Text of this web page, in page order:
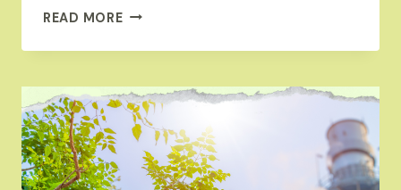
READ MOREA
A
SESSÃO
SOBRE:
“OPORTUNIDADES